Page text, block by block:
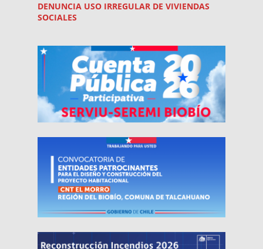
DENUNCIA USO IRREGULAR DE VIVIENDAS
SOCIALES